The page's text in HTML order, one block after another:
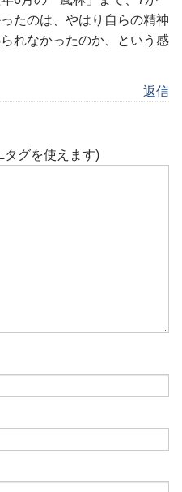
たのは、やはり自らの精神
れなかったのか、という感
返信
タグを使えます)